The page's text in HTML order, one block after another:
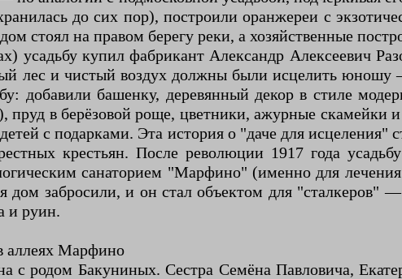
до сих пор), построили оранжереи с
стоял на правом берегу реки, а хозяйственные
усадьбу купил фабрикант Александр Алексеевич
лес и чистый воздух должны были исцелить юношу
добавили башенку, деревянный декор в стиле
в берёзовой роще, цветники, ажурные скамейки и
с подарками. Эта история о "даче для исцеления"
крестьян. После революции 1917 года
санаторием "Марфино" (именно для лечения
дом забросили, и он стал объектом для
и руин.
аллеях Марфино
с родом Бакуниных. Сестра Семёна Павловича,